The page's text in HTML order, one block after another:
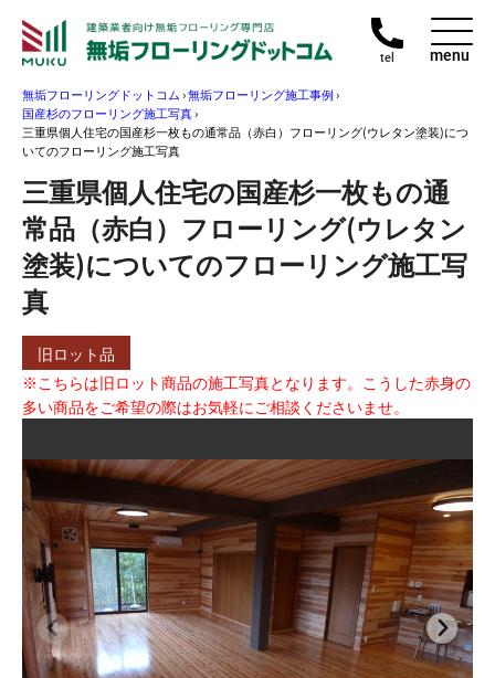
tel menu
無垢フローリングドットコム›無垢フローリング施工事例›
国産杉のフローリング施工写真›
三重県個人住宅の国産杉一枚もの通常品（赤白）フローリング(ウレタン塗装)につ
いてのフローリング施工写真
三重県個人住宅の国産杉一枚もの通
常品（赤白）フローリング(ウレタン
塗装)についてのフローリング施工写
真
旧ロット品
※こちらは旧ロット商品の施工写真となります。こうした赤身の
多い商品をご希望の際はお気軽にご相談くださいませ。